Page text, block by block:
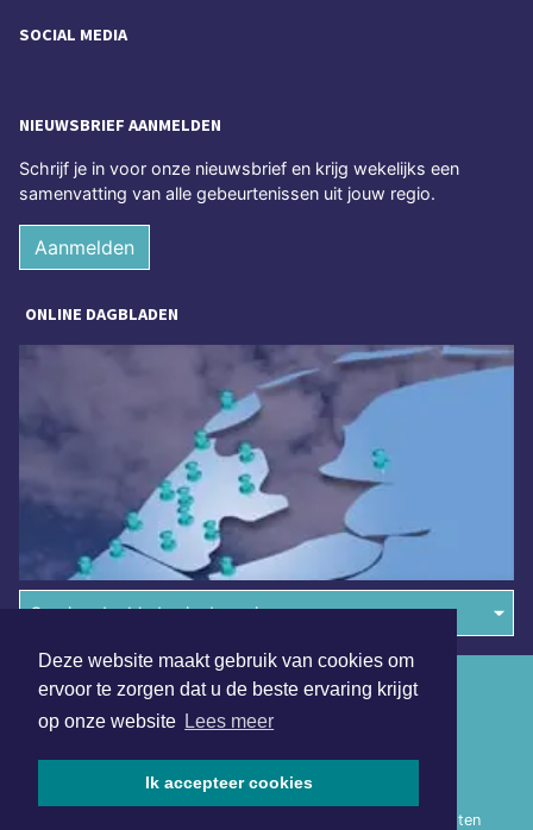
Deze website maakt gebruik van cookies om
ervoor te zorgen dat u de beste ervaring krijgt
op onze website Lees meer
Ik accepteer cookies
SOCIAL MEDIA
NIEUWSBRIEF AANMELDEN
Schrijf je in voor onze nieuwsbrief en krijg wekelijks een
samenvatting van alle gebeurtenissen uit jouw regio.
Aanmelden
ONLINE DAGBLADEN
Overige dagbladen in de regio
Copyright (c) 2026 | Heerhugowaardsdagblad.nl - Alle rechten
Algemene voorwaarden
Disclaimer